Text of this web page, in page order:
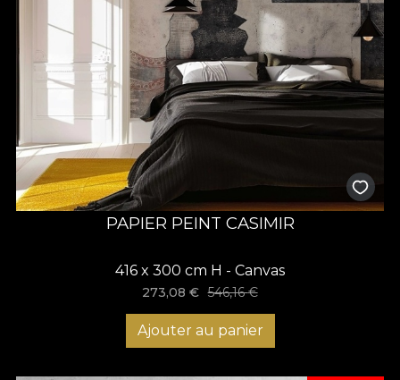
PAPIER PEINT CASIMIR
416 x 300 cm H - Canvas
273,08€ 546,16€
Ajouter au panier